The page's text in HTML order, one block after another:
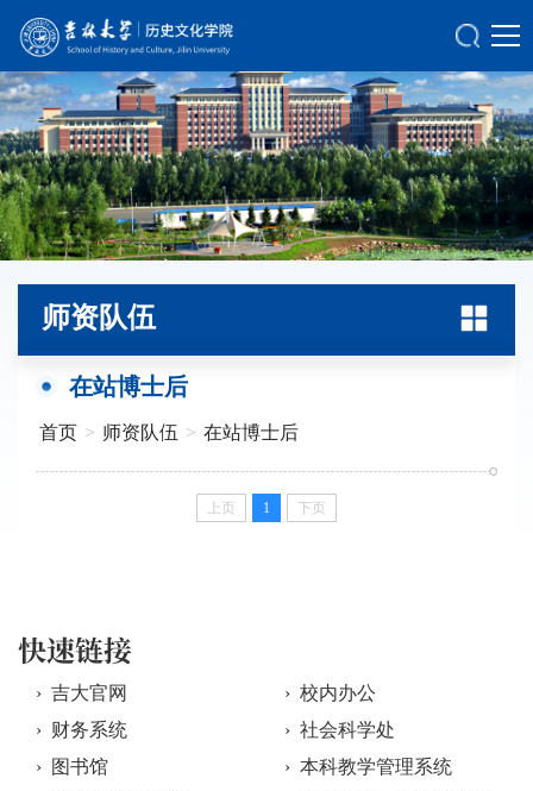
师资队伍
在站博士后
首页 > 师资队伍 > 在站博士后
上页 1 下页
快速链接
› 吉大官网
› 校内办公
› 财务系统
› 社会科学处
› 图书馆
› 本科教学管理系统